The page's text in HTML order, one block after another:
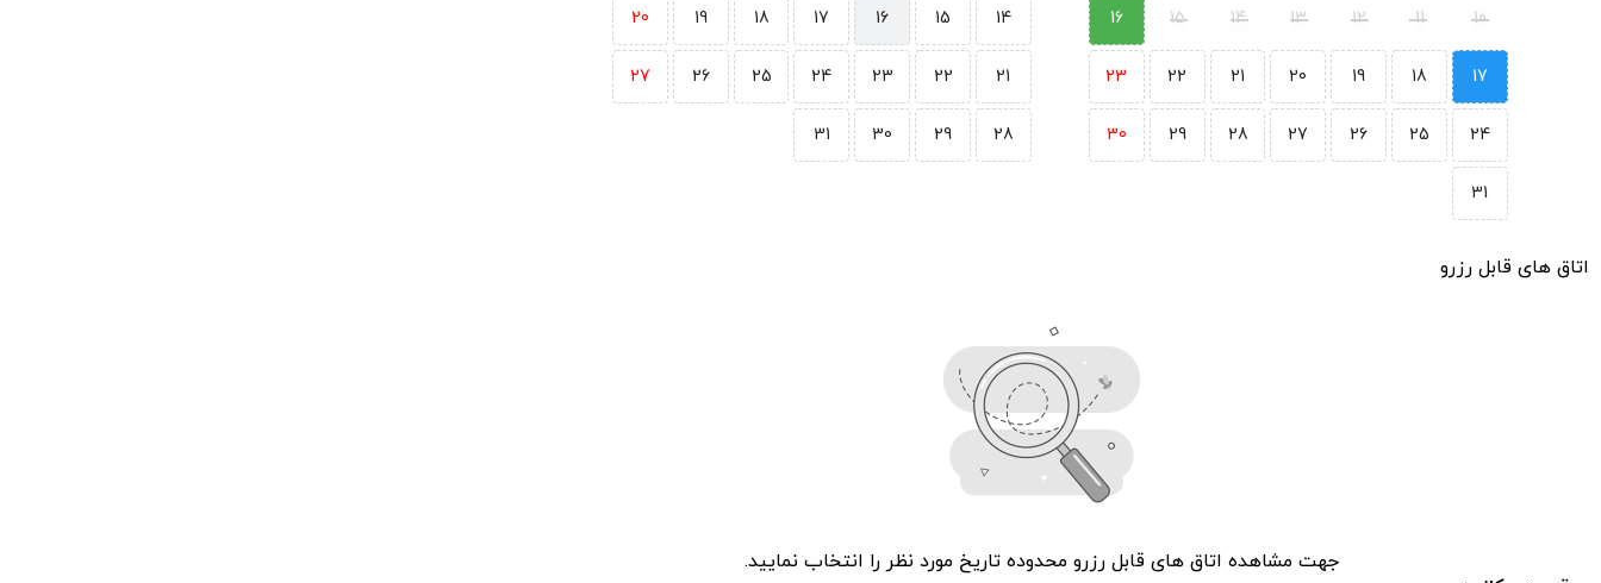
10
11
12
13
14
15
16
17
18
19
20
21
22
23
24
25
26
27
28
29
30
31
14
15
16
17
18
19
20
21
22
23
24
25
26
27
28
29
30
31
اتاق های قابل رزرو
جهت مشاهده اتاق های قابل رزرو محدوده تاریخ مورد نظر را انتخاب نمایید.